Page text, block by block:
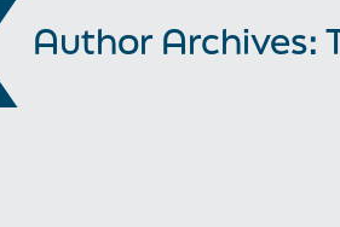
Author Archives: